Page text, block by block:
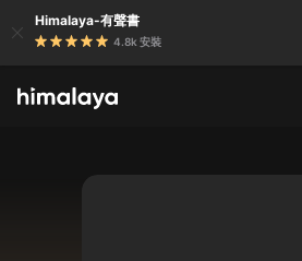
Himalaya-有聲書
4.8k 安裝